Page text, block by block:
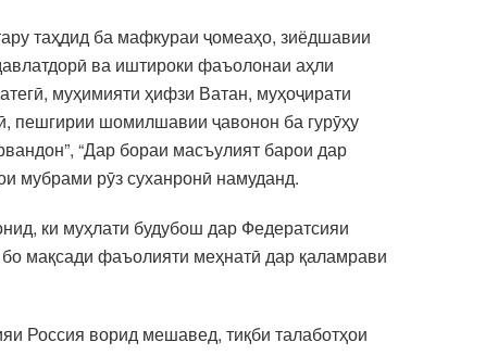
таҳдид ба мафкураи ҷомеаҳо, зиёдшавии
ва иштироки фаъолонаи аҳли
муҳимияти ҳифзи Ватан, муҳоҷирати
пешгирии шомилшавии ҷавонон ба гурӯҳу
“Дар бораи масъулият барои дар
мубрами рӯз суханронӣ намуданд.
ки муҳлати будубош дар Федератсияи
мақсади фаъолияти меҳнатӣ дар қаламрави
Россия ворид мешавед, тиқби талаботҳои